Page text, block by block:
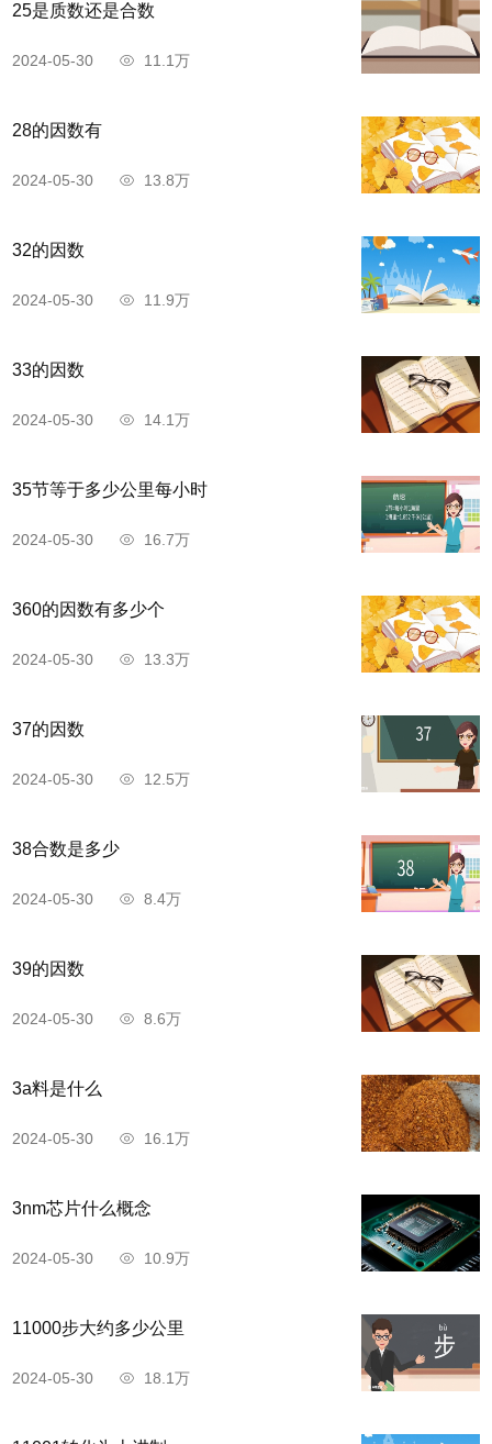
25是质数还是合数
2024-05-30 11.1万
28的因数有
2024-05-30 13.8万
32的因数
2024-05-30 11.9万
33的因数
2024-05-30 14.1万
35节等于多少公里每小时
2024-05-30 16.7万
360的因数有多少个
2024-05-30 13.3万
37的因数
2024-05-30 12.5万
38合数是多少
2024-05-30 8.4万
39的因数
2024-05-30 8.6万
3a料是什么
2024-05-30 16.1万
3nm芯片什么概念
2024-05-30 10.9万
11000步大约多少公里
2024-05-30 18.1万